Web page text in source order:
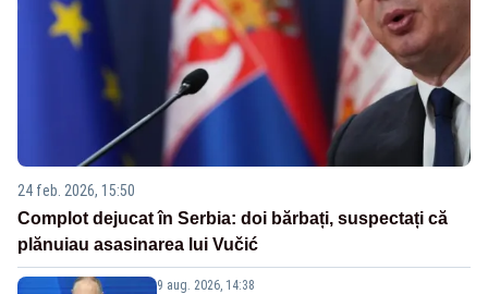
24 feb. 2026, 15:50
Complot dejucat în Serbia: doi bărbați, suspectați că
plănuiau asasinarea lui Vučić
9 aug. 2026, 14:38